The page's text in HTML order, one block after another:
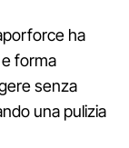
ha
forma
senza
una pulizia